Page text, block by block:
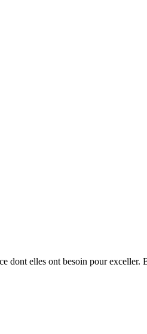
dont elles ont besoin pour